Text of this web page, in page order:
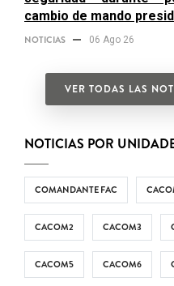
cambio de mando
NOTICIAS 06 Ago 26
VER TODAS LAS
NOTICIAS POR
COMANDANTE FAC
CACOM2 CACOM3
CACOM5 CACOM6